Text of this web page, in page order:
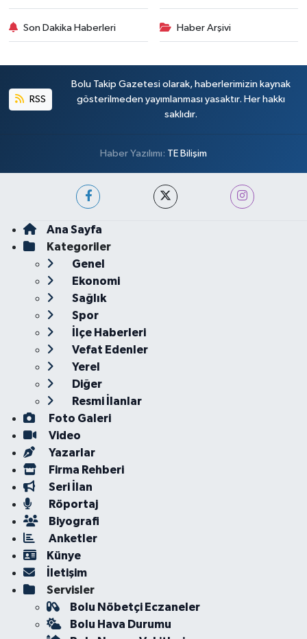
Son Dakika Haberleri Haber Arşivi
RSS
Bolu Takip Gazetesi olarak, haberlerimizin kaynak
gösterilmeden yayımlanması yasaktır. Her hakkı
saklıdır.
Haber Yazılımı: TE Bilişim
Ana Sayfa
Kategoriler
Genel
Ekonomi
Sağlık
Spor
İlçe Haberleri
Vefat Edenler
Yerel
Diğer
Resmi İlanlar
Foto Galeri
Video
Yazarlar
Firma Rehberi
Seri İlan
Röportaj
Biyografi
Anketler
Künye
İletişim
Servisler
Bolu Nöbetçi Eczaneler
Bolu Hava Durumu